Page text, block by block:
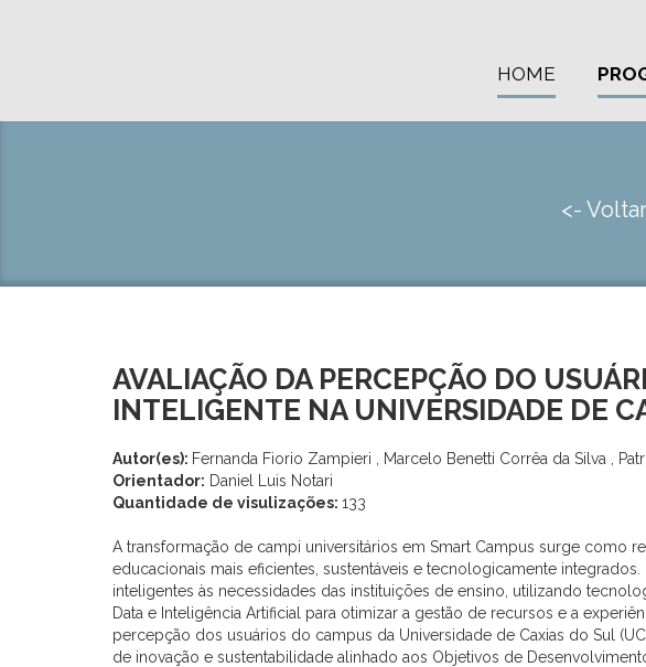
HOME
<-
AVALIAÇÃO DA PERCEPÇÃO DO
INTELIGENTE NA UNIVERSIDADE DE
Autor(es): Fernanda Fiorio Zampieri , Marcelo Benetti Corrêa da Silva ,
Orientador: Daniel Luis Notari
Quantidade de visulizações: 133
A transformação de campi universitários em Smart Campus surge como
educacionais mais eficientes, sustentáveis e tecnologicamente
inteligentes às necessidades das instituições de ensino, utilizando
Data e Inteligência Artificial para otimizar a gestão de recursos e a
percepção dos usuários do campus da Universidade de Caxias do Sul
de inovação e sustentabilidade alinhado aos Objetivos de